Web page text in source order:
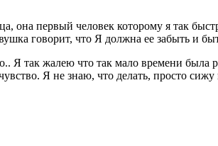
она первый человек которому я так
говорит, что Я должна ее забыть и
так жалею что так мало времени была
Я не знаю, что делать, просто